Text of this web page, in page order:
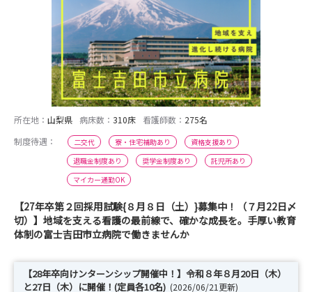
所在地： 山梨県 病床数： 310床 看護師数： 275名
制度待遇：
二交代 寮・住宅補助あり
資格支援あり
退職金制度あり
奨学金制度あり
託児所あり
マイカー通勤OK
【27年卒第２回採用試験{８月８日（土）}募集中！（７月22日〆
切）】地域を支える看護の最前線で、確かな成長を。手厚い教育
体制の富士吉田市立病院で働きませんか
【28年卒向けンターンシップ開催中！】令和８年８月20日（木）
と27日（木）に開催！(定員各10名) (2026/06/21更新)